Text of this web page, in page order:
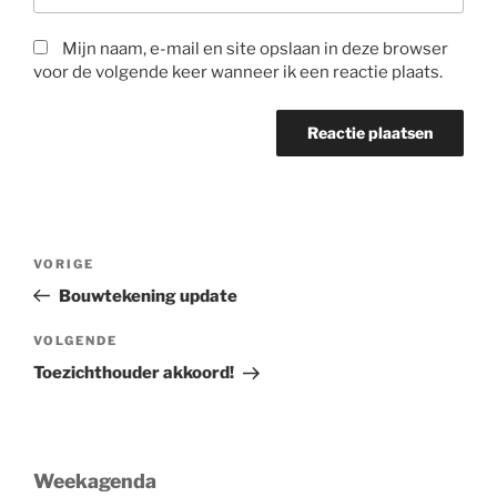
Mijn naam, e-mail en site opslaan in deze browser
voor de volgende keer wanneer ik een reactie plaats.
Vorig
bericht
VORIGE
Bouwtekening update
Volgend
bericht
VOLGENDE
Toezichthouder akkoord!
Weekagenda